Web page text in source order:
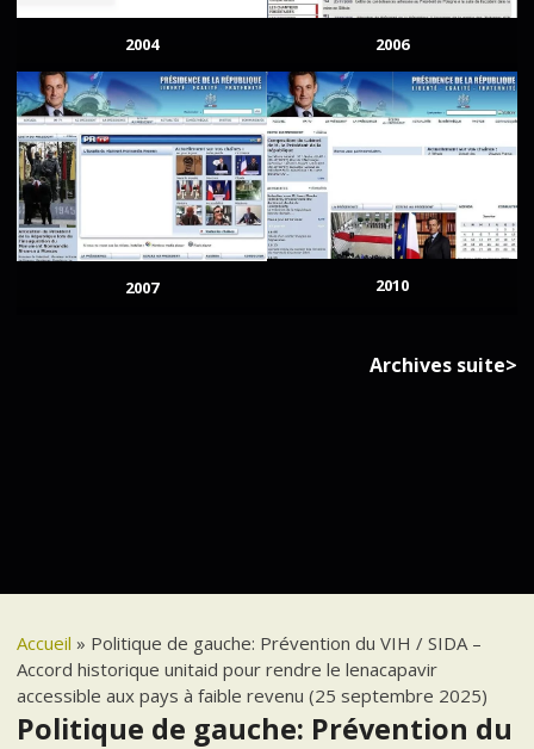
2004 2006
2007 2010
Archives suite>
Accueil » Politique de gauche: Prévention du VIH / SIDA –
Accord historique unitaid pour rendre le lenacapavir
accessible aux pays à faible revenu (25 septembre 2025)
Politique de gauche: Prévention du